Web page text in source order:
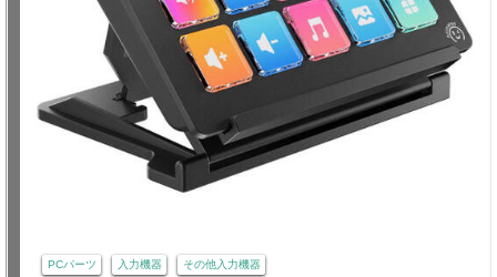
PCパーツ 入力機器 その他入力機器